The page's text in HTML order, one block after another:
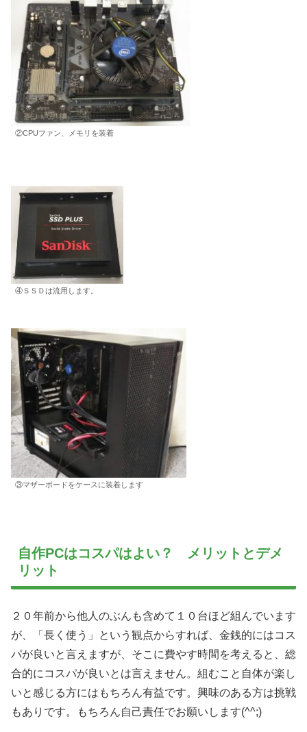
②CPUファン、メモリを装着
④ＳＳＤは流用します。
③マザーボードをケースに装着します
自作PCはコスパはよい？ メリットとデメ
リット
２０年前から他人のぶんも含めて１０台ほど組んでいます
が、「長く使う」という観点からすれば、金銭的にはコス
パが良いと言えますが、そこに費やす時間を考えると、総
合的にコスパが良いとは言えません。組むこと自体が楽し
いと感じる方にはもちろん有益です。興味のある方は挑戦
もありです。もちろん自己責任でお願いします(^^;)